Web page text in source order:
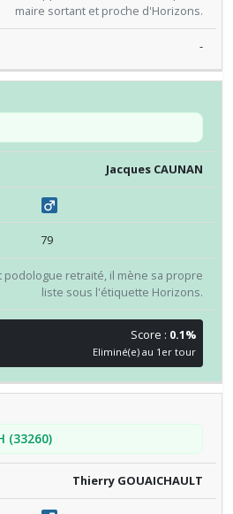
maire sortant et proche d'Horizons.
-
Jacques CAUNAN
79
podologue retraité, il mène sa propre
liste sous l'étiquette Horizons.
Score : 0.1%
Eliminé(e) au 1er tour
(33260)
Thierry GOUAICHAULT